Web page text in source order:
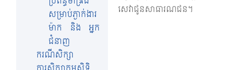
សម្រាប់ភ្ងាក់ងារ
ម៉ាក និង អ្នក
ជំនាញ
ករណីសិក្សា
សេវាជូនសាធារណជន។